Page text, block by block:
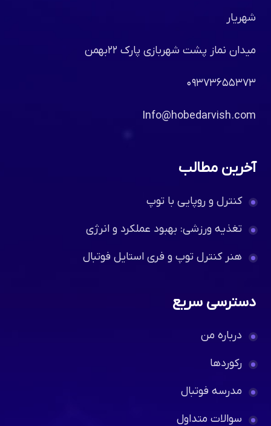
شهریار
میدان نماز پشت شهربازی پارک ۲۲بهمن
۰۹۳۷۳۶۵۵۳۷۳
Info@hobedarvish.com
آخرین مطالب
کنترل و روپایی با توپ
تغذیه ورزشی: بهبود عملکرد و انرژی
هنر کنترل توپ و فری استایل فوتبال
دسترسی سریع
درباره من
رکوردها
مدرسه فوتبال
سوالات متداول